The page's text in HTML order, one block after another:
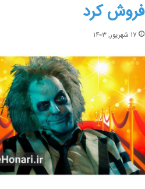
فروش کرد
۱۷ شهریور, ۱۴۰۳